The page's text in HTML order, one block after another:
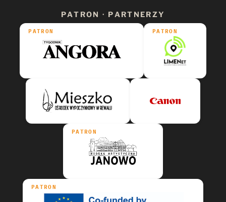
PATRON · PARTNERZY
PATRON PATRON
PATRON
PATRON